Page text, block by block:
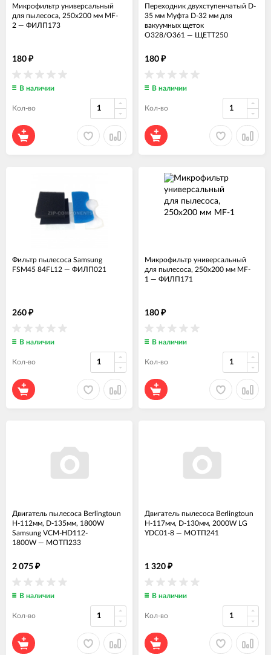
Микрофильтр универсальный
для пылесоса, 250х200 мм MF-
2 — ФИЛП173
180 ₽
В наличии
Кол-во
Переходник двухступенчатый D-
35 мм Муфта D-32 мм для
вакуумных щеток
O328/O361 — ЩЕТТ250
180 ₽
В наличии
Кол-во
Фильтр пылесоса Samsung
FSM45 84FL12 — ФИЛП021
260 ₽
В наличии
Кол-во
Микрофильтр универсальный
для пылесоса, 250х200 мм MF-
1 — ФИЛП171
180 ₽
В наличии
Кол-во
Двигатель пылесоса Berlingtoun
H-112мм, D-135мм, 1800W
Samsung VCM-HD112-
1800W — МОТП233
2 075 ₽
В наличии
Кол-во
Двигатель пылесоса Berlingtoun
H-117мм, D-130мм, 2000W LG
YDC01-8 — МОТП241
1 320 ₽
В наличии
Кол-во